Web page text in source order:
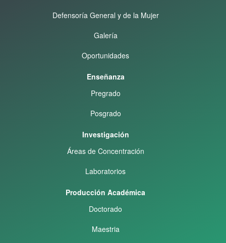
Defensoría General y de la Mujer
Galería
Oportunidades
Enseñanza
Pregrado
Posgrado
Investigación
Áreas de Concentración
Laboratorios
Producción Académica
Doctorado
Maestria